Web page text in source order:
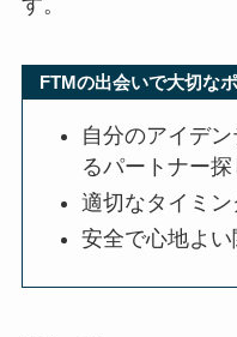
FTMの出会いで大切な
自分のアイデ
るパートナー探
適切なタイミ
安全で心地よ